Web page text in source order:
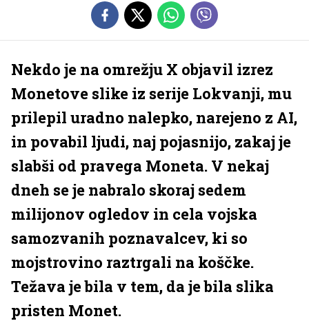
Nekdo je na omrežju X objavil izrez
Monetove slike iz serije Lokvanji, mu
prilepil uradno nalepko, narejeno z AI,
in povabil ljudi, naj pojasnijo, zakaj je
slabši od pravega Moneta. V nekaj
dneh se je nabralo skoraj sedem
milijonov ogledov in cela vojska
samozvanih poznavalcev, ki so
mojstrovino raztrgali na koščke.
Težava je bila v tem, da je bila slika
pristen Monet.